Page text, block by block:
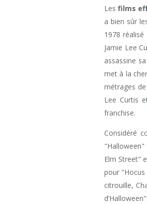
Lesfilms
a bien sûr
1978
Jamie Lee
assassine
met à la
métrages
Lee Curtis
franchise.
Considéré
Elm Street"
pour
citrouille,